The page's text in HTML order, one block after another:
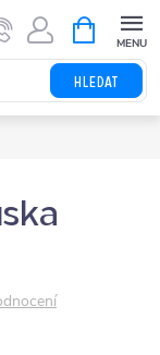
HLEDAT
NÁKUPNÍ
KOŠÍK